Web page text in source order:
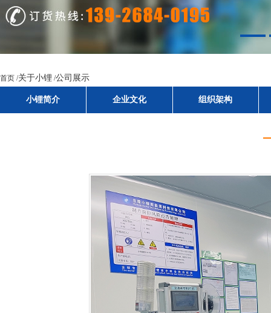
首页 /关于小锂 /公司展示
小锂简介 企业文化 组织架构